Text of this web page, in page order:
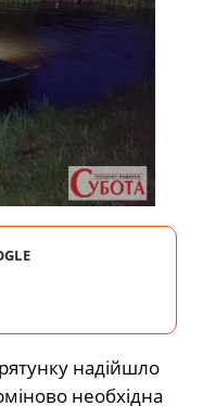
надійшло
необхідна